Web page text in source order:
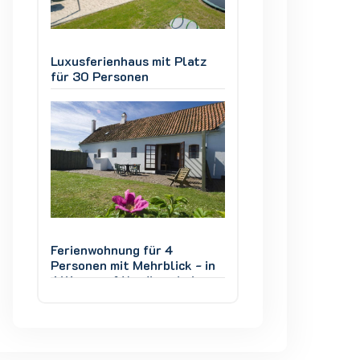
Luxusferienhaus mit Platz
für 30 Personen
Ferienwohnung für 4
Personen mit Mehrblick - in
Allinge auf Nordbornholm,